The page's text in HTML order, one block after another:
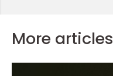
More articles